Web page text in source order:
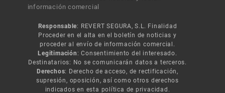
información comercial
Responsable: REVERT SEGURA, S.L. Finalidad
Proceder en el alta en el boletín de noticias y
proceder al envío de información comercial.
Legitimación : Consentimiento del interesado.
Destinatarios: No se comunicarán datos a terceros.
Derechos: Derecho de acceso, de rectificación,
supresión, oposición, así como otros derechos
indicados en esta política de privacidad.